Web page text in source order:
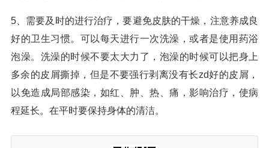
5、需要及时的进行治疗，要避免皮肤的干燥，注意养成良
好的卫生习惯。可以每天进行一次洗澡，或者是使用药浴
泡澡。洗澡的时候不要太大力了，泡澡的时候可以把身上
多余的皮屑撕掉，但是不要强行剥离没有长zd好的皮屑，
以免造成局部感染，如红、肿、热、痛，影响治疗，使病
程延长。在平时要保持身体的清洁。